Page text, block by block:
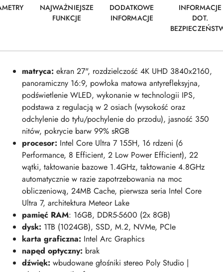
NAJWAŻNIEJSZE
FUNKCJE
DODATKOWE
INFORMACJE
INFORMACJE
DOT.
matryca: ekran 27", rozdzielczość 4K UHD 3840x2160,
panoramiczny 16:9, powłoka matowa antyrefleksyjna,
podświetlenie WLED, wykonanie w technologii IPS,
podstawa z regulacją w 2 osiach (wysokość oraz
odchylenie do tyłu/pochylenie do przodu), jasność 350
nitów, pokrycie barw 99% sRGB
procesor: Intel Core Ultra 7 155H, 16 rdzeni (6
Performance, 8 Efficient, 2 Low Power Efficient), 22
wątki, taktowanie bazowe 1.4GHz, taktowanie 4.8GHz
automatycznie w razie zapotrzebowania na moc
obliczeniową, 24MB Cache, pierwsza seria Intel Core
Ultra 7, architektura Meteor Lake
pamięć RAM: 16GB, DDR5-5600 (2x 8GB)
dysk: 1TB (1024GB), SSD, M.2, NVMe, PCIe
karta graficzna: Intel Arc Graphics
napęd optyczny: brak
dźwięk: wbudowane głośniki stereo Poly Studio |